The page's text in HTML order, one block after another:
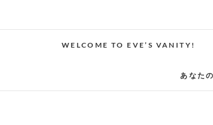
WELCOME TO EVE’S VANITY!
あなた